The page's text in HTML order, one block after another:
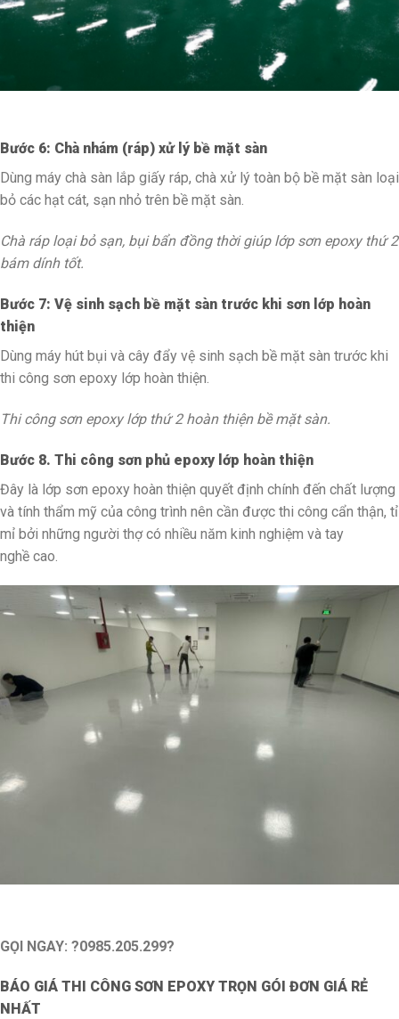
Bước 6: Chà nhám (ráp) xử lý bề mặt sàn
Dùng máy chà sàn lắp giấy ráp, chà xử lý toàn bộ bề mặt sàn loại
bỏ các hạt cát, sạn nhỏ trên bề mặt sàn.
Chà ráp loại bỏ sạn, bụi bẩn đồng thời giúp lớp sơn epoxy thứ 2
bám dính tốt.
Bước 7: Vệ sinh sạch bề mặt sàn trước khi sơn lớp hoàn
thiện
Dùng máy hút bụi và cây đẩy vệ sinh sạch bề mặt sàn trước khi
thi công sơn epoxy lớp hoàn thiện.
Thi công sơn epoxy lớp thứ 2 hoàn thiện bề mặt sàn.
Bước 8. Thi công sơn phủ epoxy lớp hoàn thiện
Đây là lớp sơn epoxy hoàn thiện quyết định chính đến chất lượng
và tính thẩm mỹ của công trình nên cần được thi công cẩn thận, tỉ
mỉ bởi những người thợ có nhiều năm kinh nghiệm và tay
nghề cao.
GỌI NGAY: ?0985.205.299?
BÁO GIÁ THI CÔNG SƠN EPOXY TRỌN GÓI ĐƠN GIÁ RẺ
NHẤT